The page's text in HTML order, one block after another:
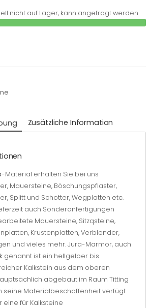
nicht auf Lager, kann angefragt werden.
Zusätzliche Information
Material erhalten Sie bei uns
Mauersteine, Böschungspflaster,
Splitt und Schotter, Wegplatten etc.
auch Sonderanfertigungen
Mauersteine, Sitzqsteine,
Krustenplatten, Verblender,
und vieles mehr. Jura-Marmor, auch
genannt ist ein hellgelber bis
Kalkstein aus dem oberen
abgebaut im Raum Titting
seine Materialbeschaffenheit verfügt
eine für Kalksteine